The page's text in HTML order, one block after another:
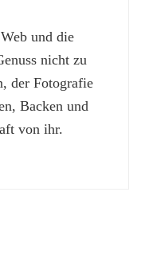
und die
nicht zu
der Fotografie
Backen und
von ihr.